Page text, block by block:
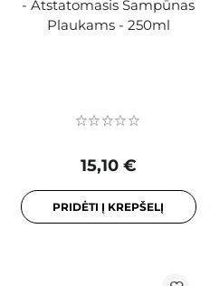
- Atstatomasis Šampūnas
Plaukams - 250ml
15,10 €
PRIDĖTI Į KREPŠELĮ